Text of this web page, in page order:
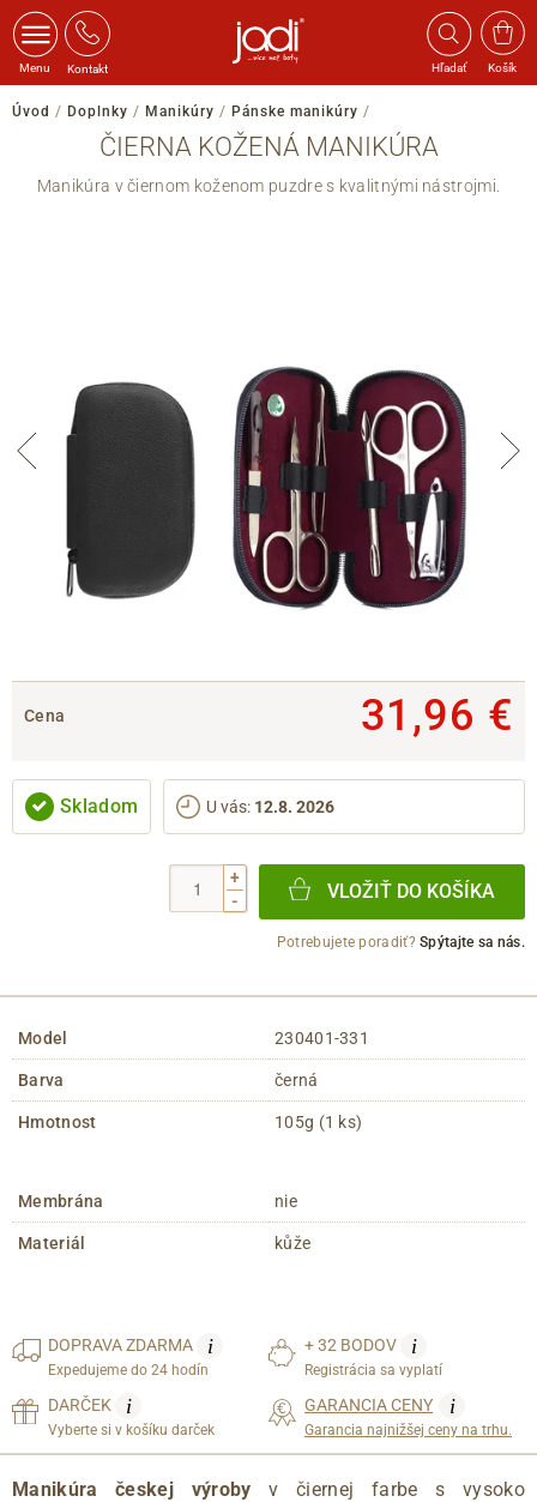
Menu Kontakt Hľadať Košík
Úvod / Doplnky / Manikúry / Pánske manikúry /
ČIERNA KOŽENÁ MANIKÚRA
Manikúra v čiernom koženom puzdre s kvalitnými nástrojmi.
Cena 31,96 €
Skladom U vás: 12.8. 2026
+
-
VLOŽIŤ DO KOŠÍKA
Potrebujete poradiť?Spýtajte sa nás.
Model 230401-331
Barva černá
Hmotnost 105g (1 ks)
Membrána nie
Materiál kůže
DOPRAVAZDARMA i
Expedujeme do 24 hodín
+ 32 BODOV i
Registrácia sa vyplatí
DARČEK i
Vyberte si v košíku darček
GARANCIA CENY i
Garancia najnižšej ceny na trhu.
Manikúra českej výroby v čiernej farbe s vysoko